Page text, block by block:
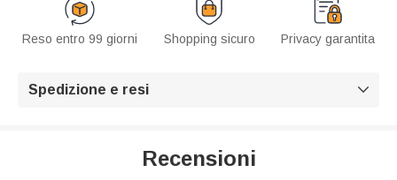
Reso entro 99 giorni Shopping sicuro Privacy garantita
Spedizione e resi 
Recensioni